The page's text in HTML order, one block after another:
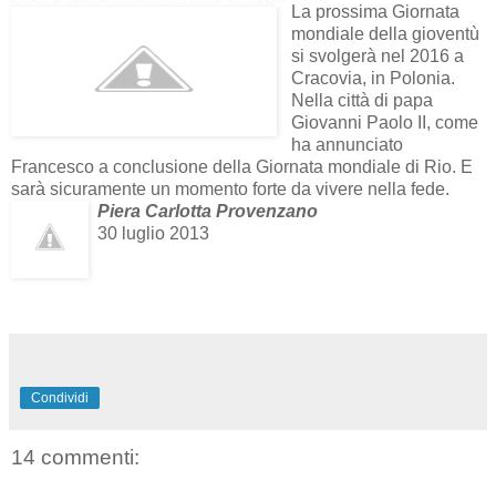
La prossima Giornata
mondiale della gioventù
si svolgerà nel 2016 a
Cracovia, in Polonia.
Nella città di papa
Giovanni Paolo II, come
ha annunciato
Francesco a conclusione della Giornata mondiale di Rio. E
sarà sicuramente un momento forte da vivere nella fede.
Piera Carlotta Provenzano
30 luglio 2013
Condividi
14 commenti: